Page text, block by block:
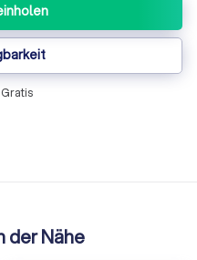
der Nähe